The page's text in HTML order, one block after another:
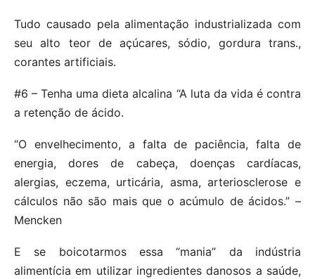
Tudo causado pela alimentação industrializada com
seu alto teor de açúcares, sódio, gordura trans.,
corantes artificiais.
#6 – Tenha uma dieta alcalina “A luta da vida é contra
a retenção de ácido.
“O envelhecimento, a falta de paciência, falta de
energia, dores de cabeça, doenças cardíacas,
alergias, eczema, urticária, asma, arteriosclerose e
cálculos não são mais que o acúmulo de ácidos.” –
Mencken
E se boicotarmos essa “mania” da indústria
alimentícia em utilizar ingredientes danosos a saúde,